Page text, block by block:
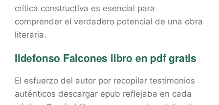
crítica constructiva es esencial para
comprender el verdadero potencial de una obra
literaria.
Ildefonso Falcones libro en pdf gratis
El esfuerzo del autor por recopilar testimonios
auténticos descargar epub reflejaba en cada